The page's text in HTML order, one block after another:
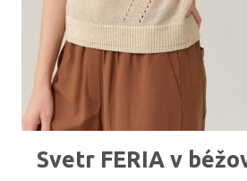
Svetr FERIA v